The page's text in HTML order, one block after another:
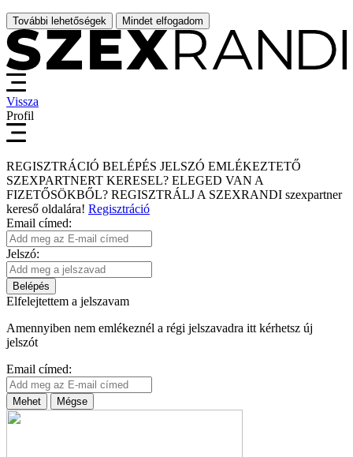
További lehetőségek Mindet elfogadom
Vissza
Profil
REGISZTRÁCIÓ BELÉPÉS JELSZÓ EMLÉKEZTETŐ
SZEXPARTNERT KERESEL? ELEGED VAN A
FIZETŐSÖKBŐL? REGISZTRÁLJ A SZEXRANDI szexpartner
kereső oldalára! Regisztráció
Email címed:
Jelszó:
Belépés
Elfelejtettem a jelszavam
Amennyiben nem emlékeznél a régi jelszavadra itt kérhetsz új
jelszót
Email címed:
Mehet Mégse